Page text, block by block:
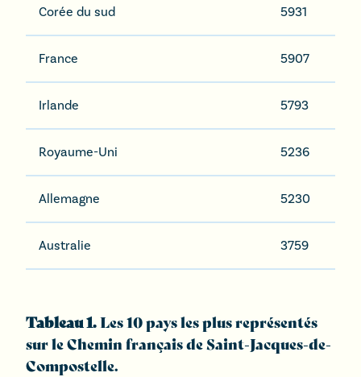
Corée du sud 5931
France 5907
Irlande 5793
Royaume-Uni 5236
Allemagne 5230
Australie 3759
Tableau 1.Les 10 pays les plus représentés
sur le Chemin français de Saint-Jacques-de-
Compostelle.